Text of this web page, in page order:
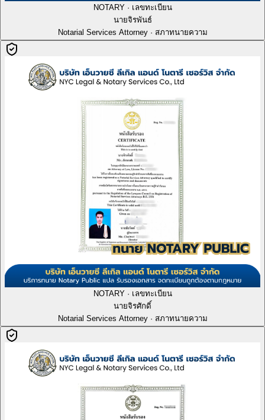
NOTARY · เลขทะเบียน
นายจิรพันธ์
Notarial Services Attorney · สภาทนายความ
NOTARY · เลขทะเบียน
นายจิรศักดิ์
Notarial Services Attorney · สภาทนายความ